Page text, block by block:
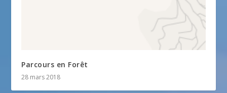
Parcours en Forêt
28 mars 2018